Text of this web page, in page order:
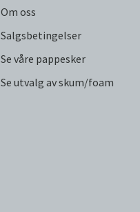
Om oss
Salgsbetingelser
Se våre pappesker
Se utvalg av skum/foam